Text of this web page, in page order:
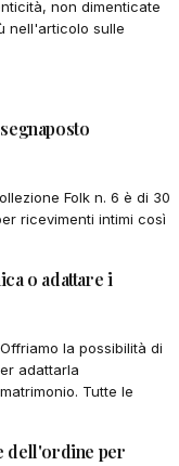
non dimenticate
nell'articolo sulle
Folk n. 6 è di 30
ricevimenti intimi così
o adattare i
la possibilità di
adattarla
Tutte le
dell'ordine per